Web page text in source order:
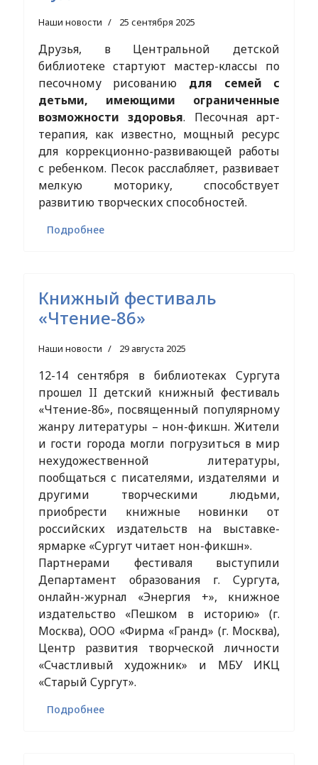
Наши новости 25 сентября 2025
Друзья, в Центральной детской
библиотеке стартуют мастер-классы по
песочному рисованию для семей с
детьми, имеющими ограниченные
возможности здоровья. Песочная арт-
терапия, как известно, мощный ресурс
для коррекционно-развивающей работы
с ребенком. Песок расслабляет, развивает
мелкую моторику, способствует
развитию творческих способностей.
Подробнее
Книжный фестиваль
«Чтение-86»
Наши новости 29 августа 2025
12-14 сентября в библиотеках Сургута
прошел II детский книжный фестиваль
«Чтение-86», посвященный популярному
жанру литературы – нон-фикшн. Жители
и гости города могли погрузиться в мир
нехудожественной литературы,
пообщаться с писателями, издателями и
другими творческими людьми,
приобрести книжные новинки от
российских издательств на выставке-
ярмарке «Сургут читает нон-фикшн».
Партнерами фестиваля выступили
Департамент образования г. Сургута,
онлайн-журнал «Энергия +», книжное
издательство «Пешком в историю» (г.
Москва), ООО «Фирма «Гранд» (г. Москва),
Центр развития творческой личности
«Счастливый художник» и МБУ ИКЦ
«Старый Сургут».
Подробнее